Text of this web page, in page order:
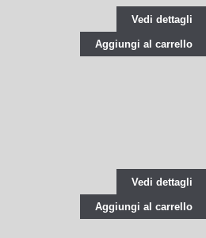
Vedi dettagli
Aggiungi al carrello
Vedi dettagli
Aggiungi al carrello